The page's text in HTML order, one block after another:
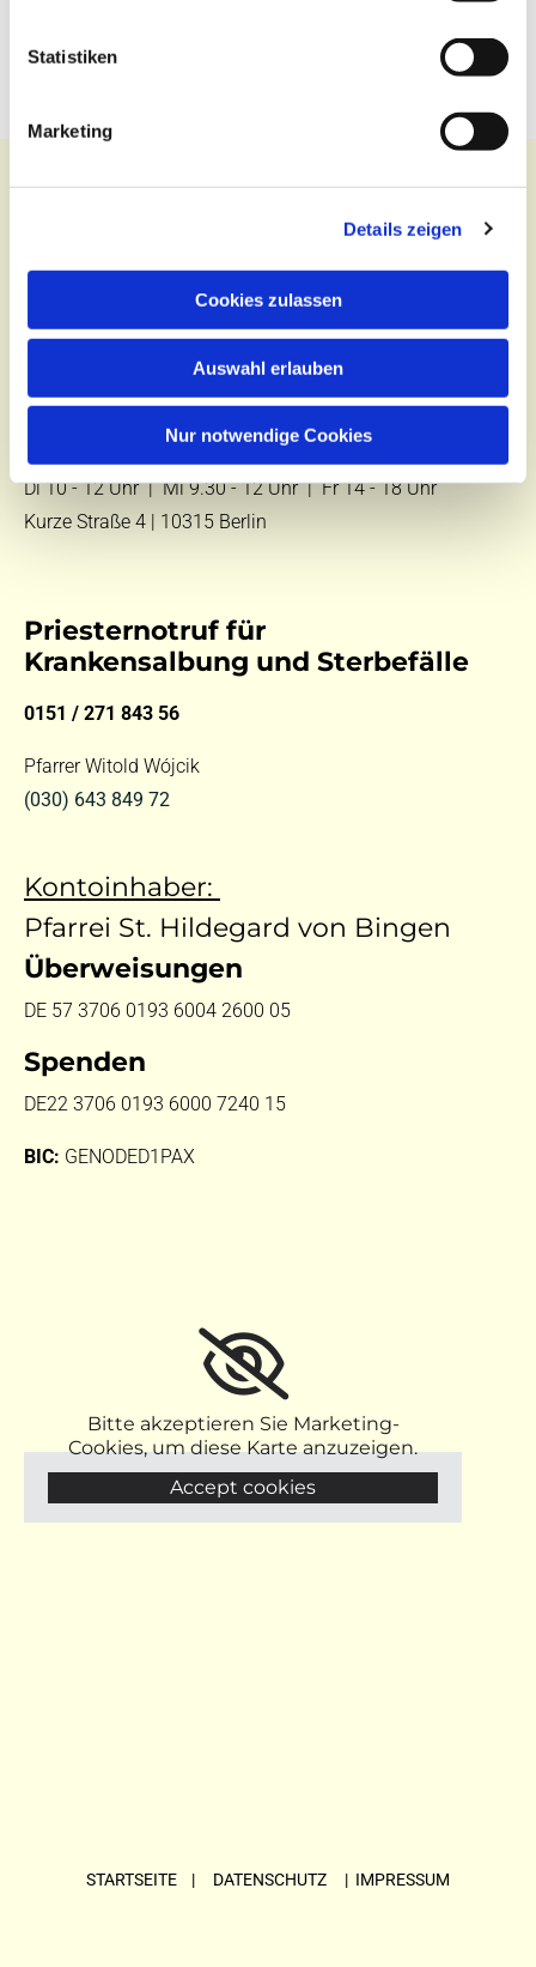
Statistiken
Marketing
Details zeigen
Cookies zulassen
Auswahl erlauben
Nur notwendige Cookies
Kontakt
Tel.:
E-Mail:kontakt@st-hildegard-von-bingen.de
Di 10 - 12 Uhr |Mi 9.30 - 12 Uhr |Fr 14 - 18 Uhr
Kurze Straße 4 | 10315 Berlin
Priesternotruf für
Krankensalbung und Sterbefälle
0151 / 271 843 56
Pfarrer Witold Wójcik
(030) 643 849 72
Kontoinhaber:
Pfarrei St. Hildegard von Bingen
Überweisungen
DE 57 3706 0193 6004 2600 05
Spenden
DE22 3706 0193 6000 7240 15
BIC: GENODED1PAX
Bitte akzeptieren Sie Marketing-
Cookies, um diese Karte anzuzeigen.
Accept cookies
STARTSEITE | DATENSCHUTZ | IMPRESSUM